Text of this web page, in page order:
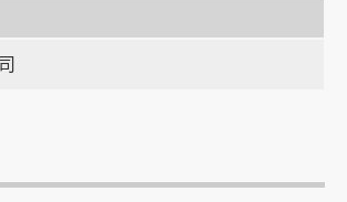
間